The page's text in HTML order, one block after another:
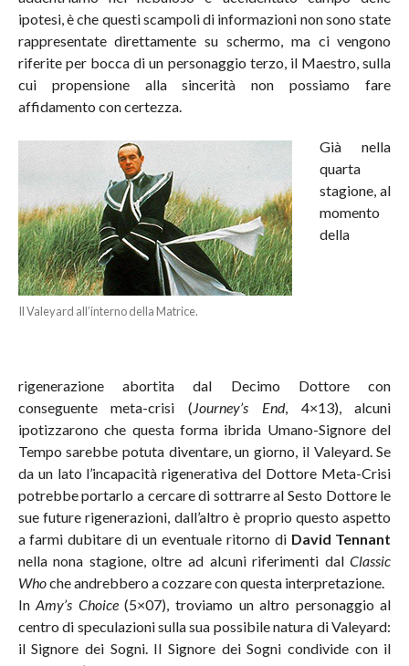
ipotesi, è che questi scampoli di informazioni non sono state
rappresentate direttamente su schermo, ma ci vengono
riferite per bocca di un personaggio terzo, il Maestro, sulla
cui propensione alla sincerità non possiamo fare
affidamento con certezza.
Il Valeyard all’interno della Matrice.
Già nella
quarta
stagione, al
momento
della
rigenerazione abortita dal Decimo Dottore con
conseguente meta-crisi (Journey’s End, 4×13), alcuni
ipotizzarono che questa forma ibrida Umano-Signore del
Tempo sarebbe potuta diventare, un giorno, il Valeyard. Se
da un lato l’incapacità rigenerativa del Dottore Meta-Crisi
potrebbe portarlo a cercare di sottrarre al Sesto Dottore le
sue future rigenerazioni, dall’altro è proprio questo aspetto
a farmi dubitare di un eventuale ritorno di David Tennant
nella nona stagione, oltre ad alcuni riferimenti dalClassic
Whoche andrebbero a cozzare con questa interpretazione.
InAmy’s Choice(5×07), troviamo un altro personaggio al
centro di speculazioni sulla sua possibile natura di Valeyard:
il Signore dei Sogni. Il Signore dei Sogni condivide con il